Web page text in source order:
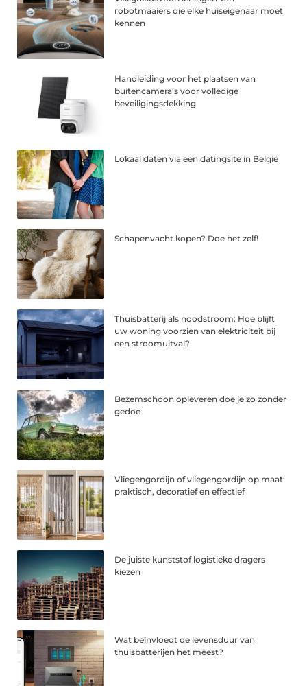
robotmaaiers die elke huiseigenaar moet
kennen
Handleiding voor het plaatsen van
buitencamera’s voor volledige
beveiligingsdekking
Lokaal daten via een datingsite in België
Schapenvacht kopen? Doe het zelf!
Thuisbatterij als noodstroom: Hoe blijft
uw woning voorzien van elektriciteit bij
een stroomuitval?
Bezemschoon opleveren doe je zo zonder
gedoe
Vliegengordijn of vliegengordijn op maat:
praktisch, decoratief en effectief
De juiste kunststof logistieke dragers
kiezen
Wat beïnvloedt de levensduur van
thuisbatterijen het meest?